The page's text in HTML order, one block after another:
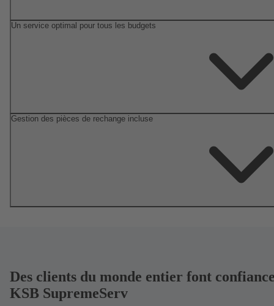
Un service optimal pour tous les budgets
Gestion des pièces de rechange incluse
Des clients du monde entier font
KSB SupremeServ